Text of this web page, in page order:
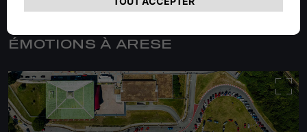
ÉMOTIONS À ARESE